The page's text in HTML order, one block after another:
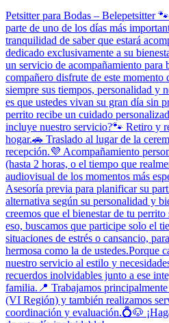
Petsitter para Bodas – Belepetsitter
parte de uno de los días más
tranquilidad de saber que estará
dedicado exclusivamente a su
un servicio de acompañamiento para
compañero disfrute de este momento
siempre sus tiempos, personalidad y
es que ustedes vivan su gran día sin
perrito recibe un cuidado
incluye nuestro servicio?🐾 Retiro y
hogar.🚗 Traslado al lugar de la
recepción.💜 Acompañamiento
(hasta 2 horas, o el tiempo que
audiovisual de los momentos más
Asesoría previa para planificar su
alternativa según su personalidad y
creemos que el bienestar de tu
eso, buscamos que participe solo el
situaciones de estrés o cansancio,
hermosa como la de ustedes.Porque
nuestro servicio al estilo y
recuerdos inolvidables junto a ese
familia.📍 Trabajamos
(VI Región) y también realizamos
coordinación y evaluación.💍🐶